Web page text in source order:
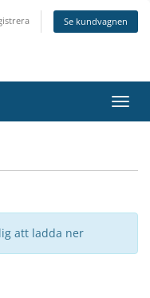
Se kundvagnen
Växla
att ladda ner